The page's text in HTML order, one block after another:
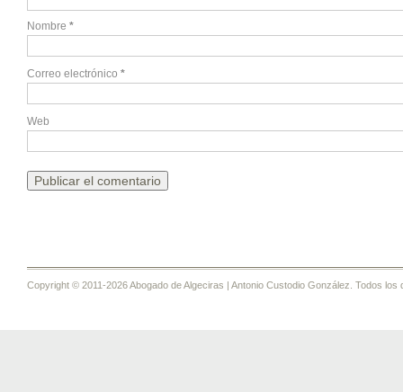
Nombre *
Correo electrónico *
Web
Copyright © 2011-2026 Abogado de Algeciras | Antonio Custodio González. Todos